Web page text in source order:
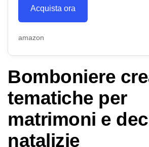
Acquista ora
amazon
Bomboniere
tematiche per
matrimoni e
natalizie